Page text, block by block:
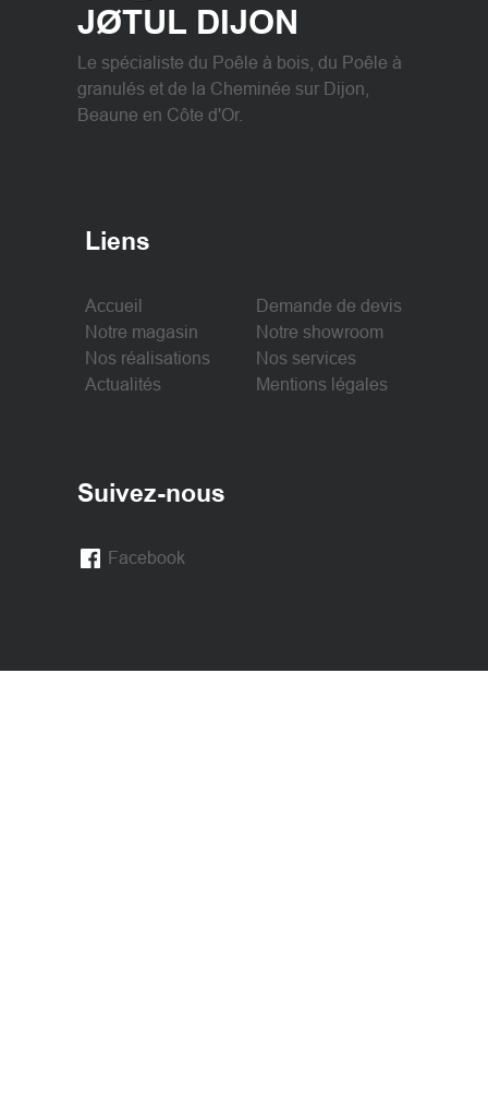
JØTUL DIJON
Le spécialiste du Poêle à bois, du Poêle à
granulés et de la Cheminée sur Dijon,
Beaune en Côte d'Or.
Liens
Accueil
Notre magasin
Nos réalisations
Actualités
Demande de devis
Notre showroom
Nos services
Mentions légales
Suivez-nous
Facebook